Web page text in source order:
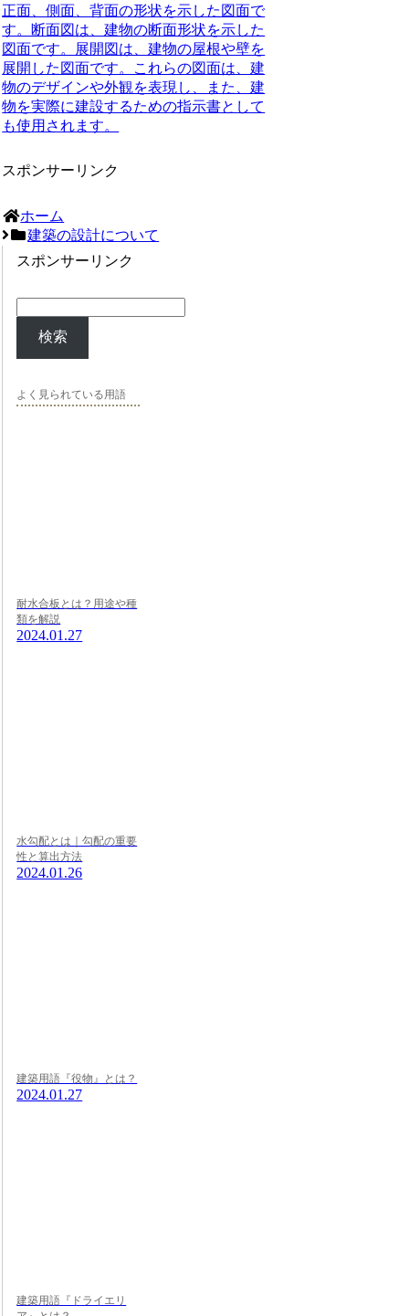
正面、側面、背面の形状を示した図面で
す。断面図は、建物の断面形状を示した
図面です。展開図は、建物の屋根や壁を
展開した図面です。これらの図面は、建
物のデザインや外観を表現し、また、建
物を実際に建設するための指示書として
も使用されます。
スポンサーリンク
ホーム
建築の設計について
スポンサーリンク
検索
よく見られている用語
耐水合板とは？用途や種
類を解説
2024.01.27
水勾配とは｜勾配の重要
性と算出方法
2024.01.26
建築用語『役物』とは？
2024.01.27
建築用語『ドライエリ